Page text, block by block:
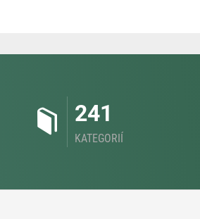
241
KATEGORIÍ